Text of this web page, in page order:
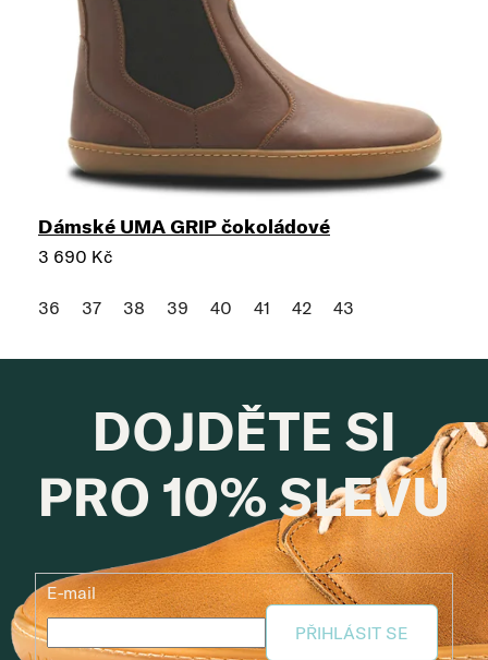
Dámské UMA GRIP čokoládové
3 690 Kč
36 37 38 39 40 41 42 43
DOJDĚTE SI
PRO 10% SLEVU
E-mail
PŘIHLÁSIT SE